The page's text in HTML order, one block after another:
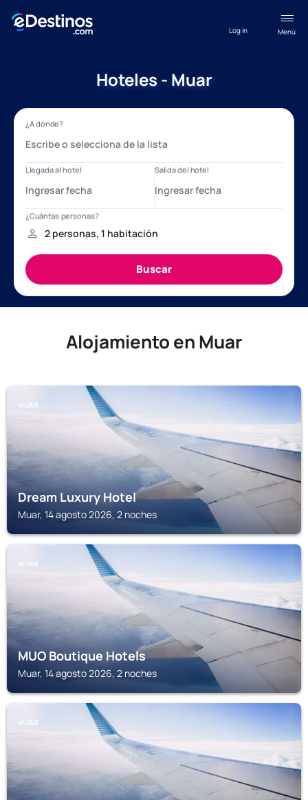
Menú
Log in
Hoteles - Muar
Alojamiento en Muar
MUAR
Dream Luxury Hotel
Muar, 14 agosto 2026, 2 noches
MUAR
MUO Boutique Hotels
Muar, 14 agosto 2026, 2 noches
MUAR